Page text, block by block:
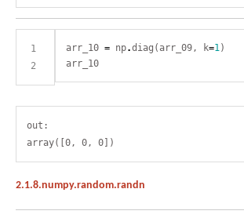
arr_10 = np.diag(arr_09, k=1
arr_10
out:
2.1.8.numpy.random.randn